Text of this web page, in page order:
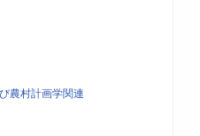
農村計画学関連